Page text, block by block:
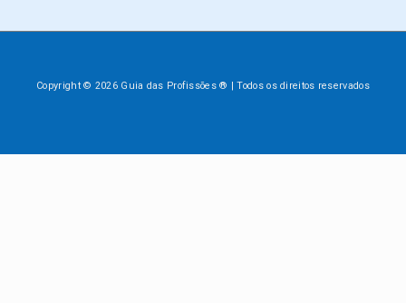
Copyright © 2026 Guia das Profissões ® | Todos os direitos reservados